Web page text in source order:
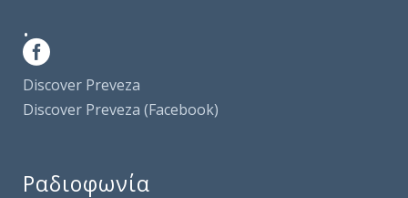
.
Discover Preveza
Discover Preveza (Facebook)
Ραδιοφωνία